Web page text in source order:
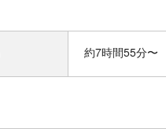
約7時間55分〜